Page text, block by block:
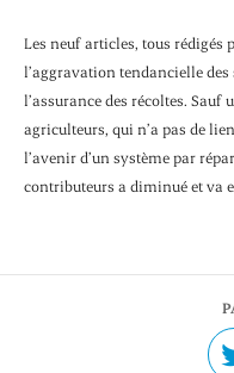
Les neuf articles, tous rédigés
l’aggravation tendancielle
l’assurance des récoltes.
agriculteurs, qui n’a pas de
l’ave­nir d’un système par
contributeurs a diminué et va